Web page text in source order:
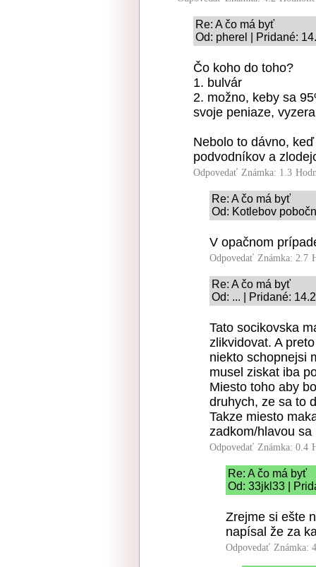
Re: A čo má byť
Od: pherel | Pridané:
Čo koho do toho?
1. bulvár
2. možno, keby sa
svoje peniaze,
Nebolo to dávno,
podvodníkov a
Odpovedať Známka: 1.3
Re: A čo má byť
Od: Kotlebov
V opačnom
Odpovedať Známka: 2.7
Re: A čo má byť
Od: ... | Pridané:
Tato socikovska
zlikvidovat. A
niekto schopnejsi
musel ziskat iba
Miesto toho aby
druhych, ze sa to
Takze miesto
zadkom/hlavou
Odpovedať Známka: 0.4
Re: A čo má byť
Od: 33jkl33 |
Zrejme si ešte
napísal že za
Odpovedať Známka: